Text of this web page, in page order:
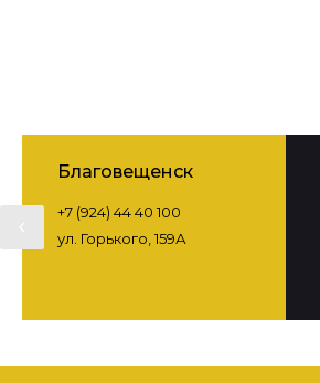
Благовещенск
+7 (924) 44 40 100
ул. Горького, 159А